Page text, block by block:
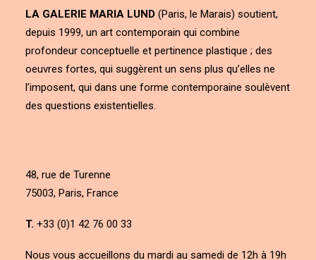
LA GALERIE MARIA LUND (Paris, le Marais) soutient,
depuis 1999, un art contemporain qui combine
profondeur conceptuelle et pertinence plastique ; des
oeuvres fortes, qui suggèrent un sens plus qu’elles ne
l’imposent, qui dans une forme contemporaine soulèvent
des questions existentielles.
48, rue de Turenne
75003, Paris, France
T. +33 (0)1 42 76 00 33
Nous vous accueillons du mardi au samedi de 12h à 19h